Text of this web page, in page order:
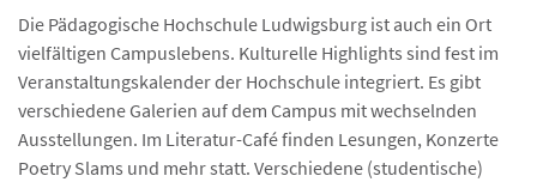
Die Pädagogische Hochschule Ludwigsburg ist auch ein Ort
vielfältigen Campuslebens. Kulturelle Highlights sind fest im
Veranstaltungskalender der Hochschule integriert. Es gibt
verschiedene Galerien auf dem Campus mit wechselnden
Ausstellungen. Im Literatur-Café finden Lesungen, Konzerte
Poetry Slams und mehr statt. Verschiedene (studentische)